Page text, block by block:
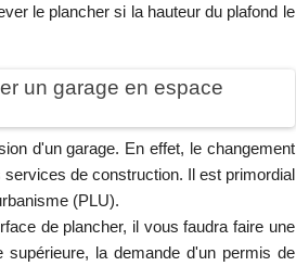
le plancher si la hauteur du plafond le
un garage en espace
d'un garage. En effet, le changement
de construction. Il est primordial
(PLU).
de plancher, il vous faudra faire une
la demande d'un permis de